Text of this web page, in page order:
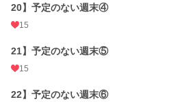
20】予定のない週末④
15
21】予定のない週末⑤
15
22】予定のない週末⑥